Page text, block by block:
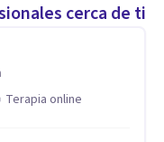
cerca de ti
Terapia online